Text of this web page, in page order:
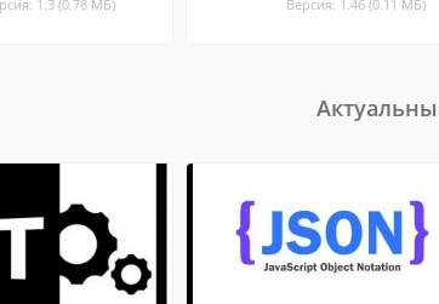
1.3 (0.78 МБ) Версия: 1.46 (0.11 МБ)